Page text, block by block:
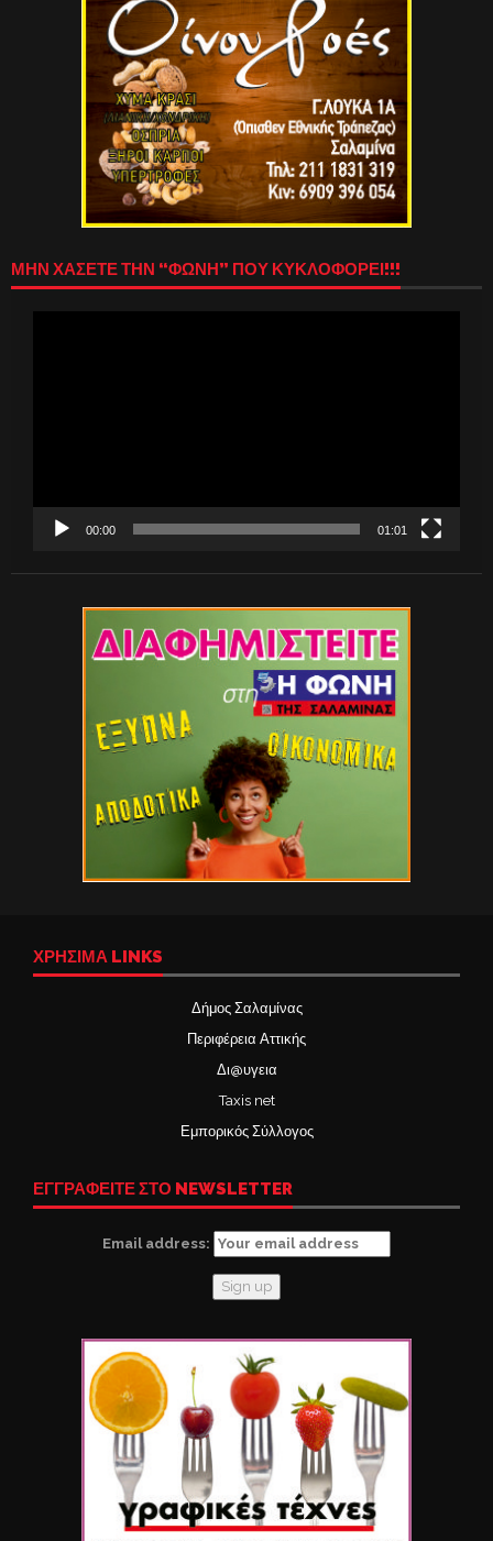
ΜΗΝ ΧΑΣΕΤΕ ΤΗΝ “ΦΩΝΗ” ΠΟΥ ΚΥΚΛΟΦΟΡΕΙ!!!
00:00 01:01
ΧΡΉΣΙΜΑ LINKS
Δήμος Σαλαμίνας
Περιφέρεια Αττικής
Δι@υγεια
Taxis net
Εμπορικός Σύλλογος
ΕΓΓΡΑΦΕΙΤΕ ΣΤΟ NEWSLETTER
Email address: